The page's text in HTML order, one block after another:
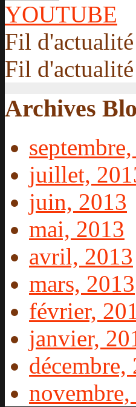
YOUTUBE
Fil
Fil
Archives
juillet,
juin, 2013
mai, 2013
avril, 2013
mars, 2013
février,
janvier,
décembre,
novembre,